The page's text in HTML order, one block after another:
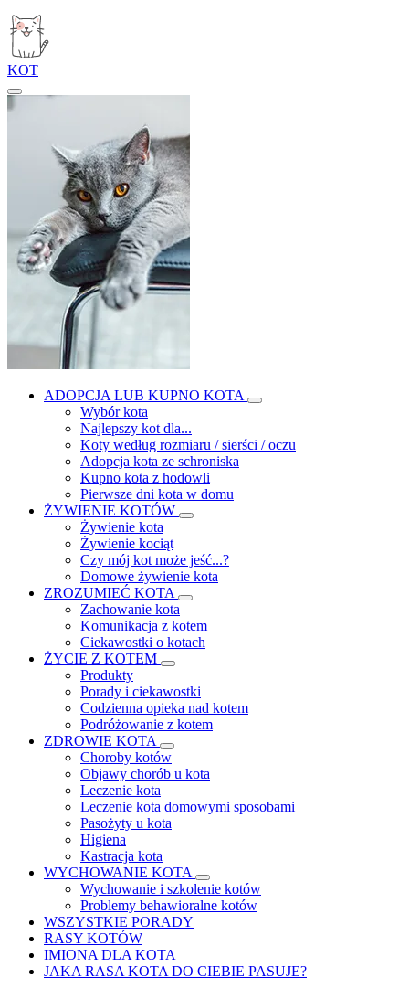
KOT
ADOPCJA LUB KUPNO KOTA
Wybór kota
Najlepszy kot dla...
Koty według rozmiaru / sierści / oczu
Adopcja kota ze schroniska
Kupno kota z hodowli
Pierwsze dni kota w domu
ŻYWIENIE KOTÓW
Żywienie kota
Żywienie kociąt
Czy mój kot może jeść...?
Domowe żywienie kota
ZROZUMIEĆ KOTA
Zachowanie kota
Komunikacja z kotem
Ciekawostki o kotach
ŻYCIE Z KOTEM
Produkty
Porady i ciekawostki
Codzienna opieka nad kotem
Podróżowanie z kotem
ZDROWIE KOTA
Choroby kotów
Objawy chorób u kota
Leczenie kota
Leczenie kota domowymi sposobami
Pasożyty u kota
Higiena
Kastracja kota
WYCHOWANIE KOTA
Wychowanie i szkolenie kotów
Problemy behawioralne kotów
WSZYSTKIE PORADY
RASY KOTÓW
IMIONA DLA KOTA
JAKA RASA KOTA DO CIEBIE PASUJE?